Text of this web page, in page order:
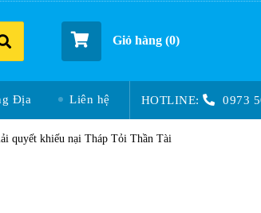
Giỏ hàng (0)
Địa Liên hệ HOTLINE: 0973
quyết khiếu nại Tháp Tỏi Thần Tài